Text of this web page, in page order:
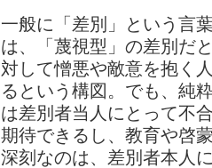
一般に「差別」という言
は、「蔑視型」の差別だ
対して憎悪や敵意を抱く
るという構図。でも、純
は差別者当人にとって不
期待できるし、教育や啓
深刻なのは、差別者本人